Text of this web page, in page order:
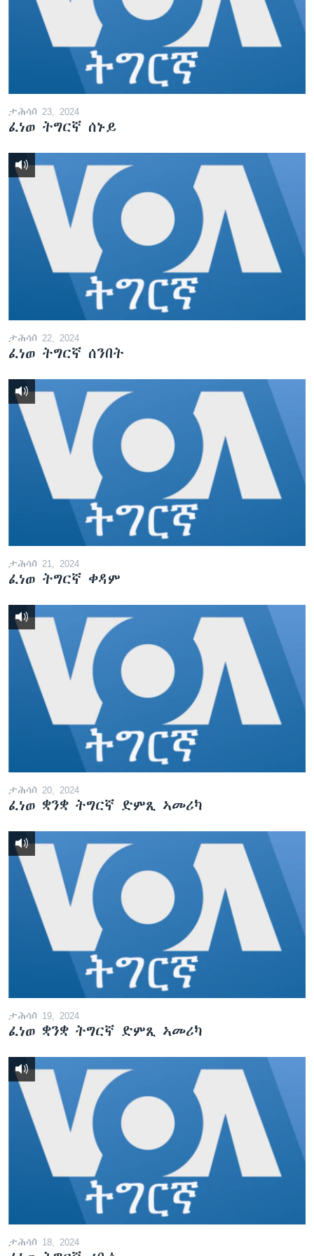
ቂሔ ጽልሚ
ቋንቋታት
ታሕሳስ 23, 2024
ፈነወ ትግርኛ ሰኑይ
ታሕሳስ 22, 2024
ፈነወ ትግርኛ ሰንበት
ታሕሳስ 21, 2024
ፈነወ ትግርኛ ቀዳም
ታሕሳስ 20, 2024
ፈነወ ቋንቋ ትግርኛ ድምጺ ኣመሪካ
ታሕሳስ 19, 2024
ፈነወ ቋንቋ ትግርኛ ድምጺ ኣመሪካ
ታሕሳስ 18, 2024